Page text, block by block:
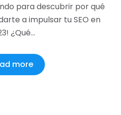
para descubrir por qué
a impulsar tu SEO en
¿Qué…
more